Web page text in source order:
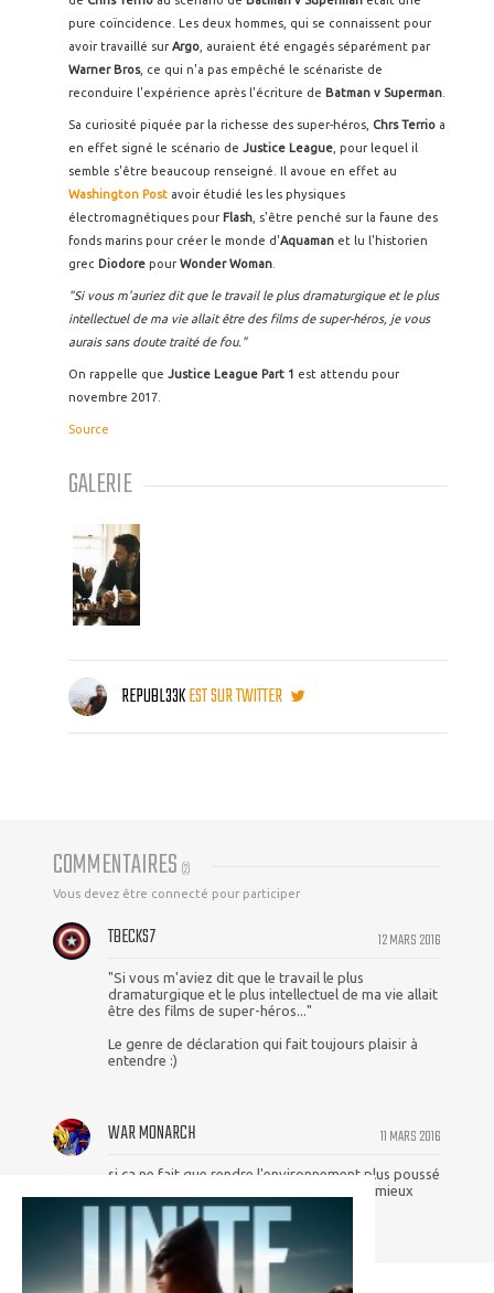
pure coïncidence. Les deux hommes, qui se connaissent pour
avoir travaillé surArgo , auraient été engagés séparément par
Warner Bros, ce qui n'a pas empêché le scénariste de
reconduire l'expérience après l'écriture de Batman v Superman
Sa curiosité piquée par la richesse des super-héros, Chrs Terrio a
en effet signé le scénario de Justice League , pour lequel il
semble s'être beaucoup renseigné. Il avoue en effet au
Washington Post avoir étudié les les physiques
électromagnétiques pour Flash , s'être penché sur la faune des
fonds marins pour créer le monde d'Aquaman et lu l'historien
grec Diodore pourWonder Woman
"Si vous m'auriez dit que le travail le plus dramaturgique et le plus
intellectuel de ma vie allait être des films de super-héros, je vous
aurais sans doute traité de fou."
On rappelle que Justice League Part 1 est attendu pour
novembre 2017.
Source
GALERIE
REPUBL33KEST SUR TWITTER
COMMENTAIRES (2)
Vous devez être connecté pour participer
12 MARS 2016
TBECKS7
"Si vous m'aviez dit que le travail le plus
dramaturgique et le plus intellectuel de ma vie allait
être des films de super-héros..."
Le genre de déclaration qui fait toujours plaisir à
entendre :)
11 MARS 2016
WAR MONARCH
si ça ne fait que rendre l'environnement plus poussé
et améliorer le traitement des héros, tant mieux